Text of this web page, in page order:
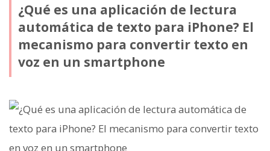
¿Qué es una aplicación de lectura
automática de texto para iPhone? El
mecanismo para convertir texto en
voz en un smartphone